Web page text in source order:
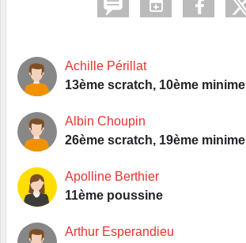
Achille Périllat
13ème scratch, 10ème minime
Albin Choupin
26ème scratch, 19ème minime
Apolline Berthier
11ème poussine
Arthur Esperandieu